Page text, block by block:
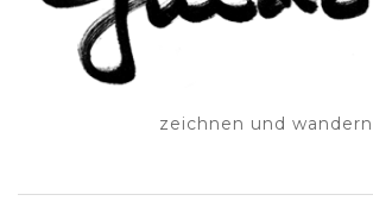
zeichnen und wandern